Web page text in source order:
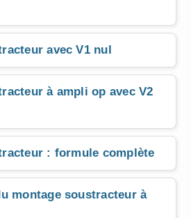
avec V1 nul
à ampli op avec V2
: formule complète
montage soustracteur à